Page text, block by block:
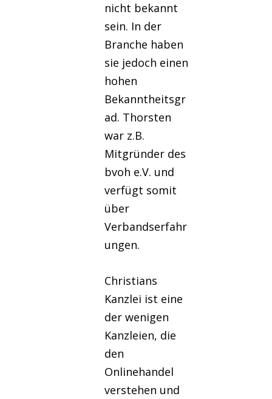
nicht bekannt
sein. In der
Branche haben
sie jedoch einen
hohen
Bekanntheitsgr
ad. Thorsten
war z.B.
Mitgründer des
bvoh e.V. und
verfügt somit
über
Verbandserfahr
ungen.
Christians
Kanzlei ist eine
der wenigen
Kanzleien, die
den
Onlinehandel
verstehen und